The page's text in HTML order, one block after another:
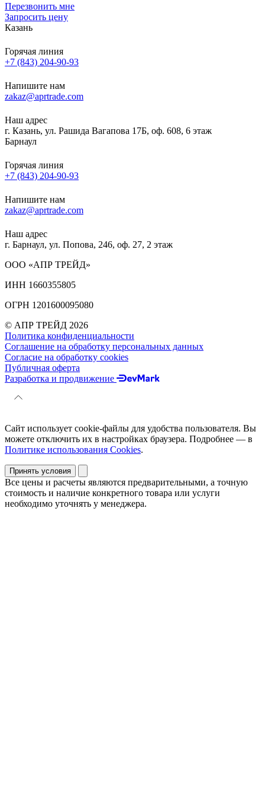
Перезвонить мне
Запросить цену
Казань
Горячая линия
+7 (843) 204-90-93
Напишите нам
zakaz@aprtrade.com
Наш адрес
г. Казань, ул. Рашида Вагапова 17Б, оф. 608, 6 этаж
Барнаул
Горячая линия
+7 (843) 204-90-93
Напишите нам
zakaz@aprtrade.com
Наш адрес
г. Барнаул, ул. Попова, 246, оф. 27, 2 этаж
ООО «АПР ТРЕЙД»
ИНН 1660355805
ОГРН 1201600095080
© АПР ТРЕЙД 2026
Политика конфиденциальности
Соглашение на обработку персональных данных
Согласие на обработку cookies
Публичная оферта
Разработка и продвижение
Сайт использует cookie-файлы для удобства пользователя. Вы
можете отключить их в настройках браузера. Подробнее — в
Политике использования Cookies.
Принять условия
Все цены и расчеты являются предварительными, а точную
стоимость и наличие конкретного товара или услуги
необходимо уточнять у менеджера.